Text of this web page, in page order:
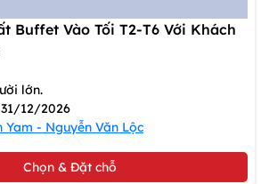
Buffet Vào Tối T2-T6 Với Khách
lớn.
12/2026
Yam - Nguyễn Văn Lộc
Chọn & Đặt chỗ